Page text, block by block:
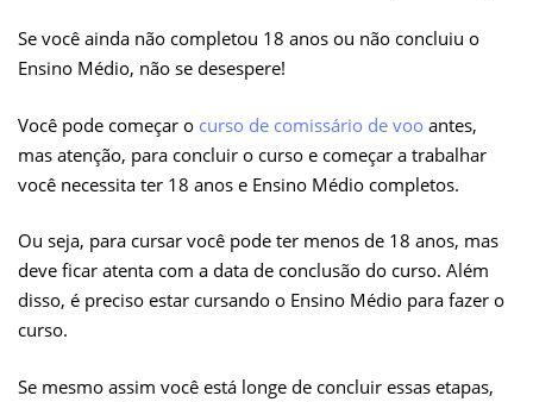
Se você ainda não completou 18 anos ou não concluiu o
Ensino Médio, não se desespere!
Você pode começar o curso de comissário de voo antes,
mas atenção, para concluir o curso e começar a trabalhar
você necessita ter 18 anos e Ensino Médio completos.
Ou seja, para cursar você pode ter menos de 18 anos, mas
deve ficar atenta com a data de conclusão do curso. Além
disso, é preciso estar cursando o Ensino Médio para fazer o
curso.
Se mesmo assim você está longe de concluir essas etapas,